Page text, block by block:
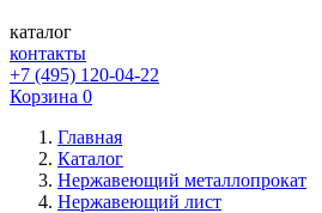
каталог
контакты
+7 (495) 120-04-22
Корзина 0
Главная
Каталог
Нержавеющий металлопрокат
Нержавеющий лист